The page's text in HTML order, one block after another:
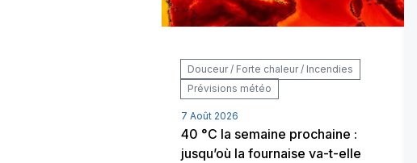
Douceur / Forte chaleur / Incendies
Prévisions météo
7 Août 2026
40 °C la semaine prochaine :
jusqu’où la fournaise va-t-elle